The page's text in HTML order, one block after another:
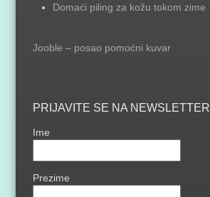
Domaći piling za kožu tokom zime
Jooble – posao pomoćni kuvar
PRIJAVITE SE NA NEWSLETTER
Ime
Prezime